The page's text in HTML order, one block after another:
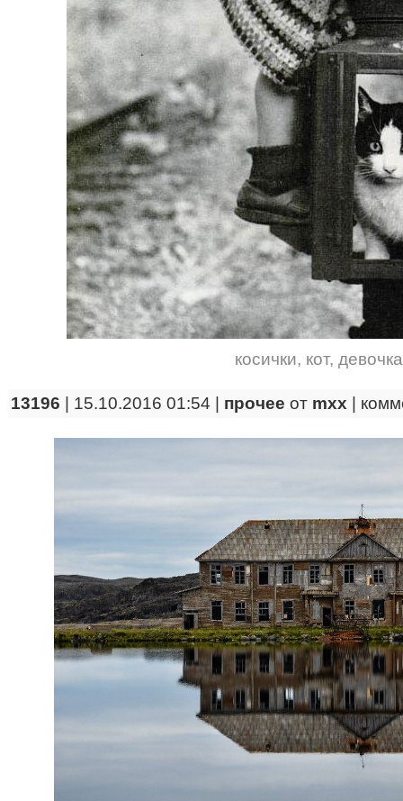
косички, кот, девочка
13196 | 15.10.2016 01:54 | прочее от mxx